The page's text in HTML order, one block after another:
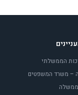
הממשלתי
– משרד המשפטים
ממשלה